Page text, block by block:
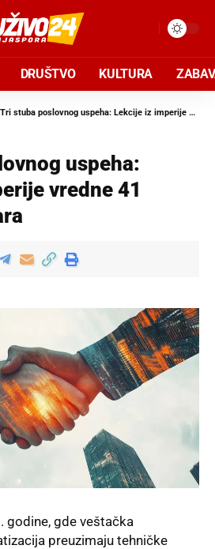
DRUŠTVO KULTURA
Tri stuba poslovnog uspeha: Lekcije iz imperije vredne 41 milijardu dolara
uspeha:
vredne 41
godine, gde veštačka
preuzimaju tehničke